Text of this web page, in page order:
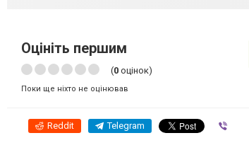
Оцініть першим
(0 оцінок)
Поки ще ніхто не оцінював
Reddit Telegram